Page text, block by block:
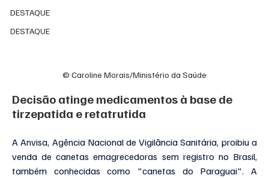
DESTAQUE
DESTAQUE
© Caroline Morais/Ministério da Saúde
Decisão atinge medicamentos à base de
tirzepatida e retatrutida
A Anvisa, Agência Nacional de Vigilância Sanitária, proibiu a
venda de canetas emagrecedoras sem registro no Brasil,
também conhecidas como "canetas do Paraguai". A